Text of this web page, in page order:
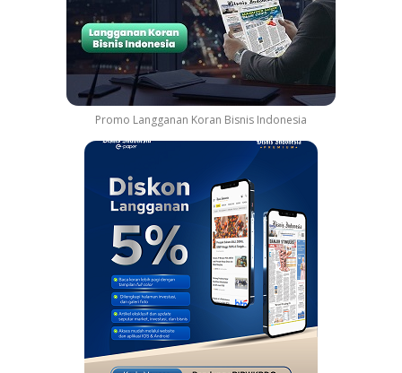
Promo Langganan Koran Bisnis Indonesia